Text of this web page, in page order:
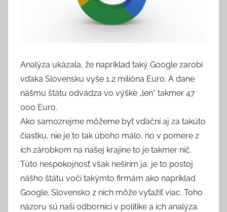
Analýza ukázala, že napríklad taký Google zarobí
vďaka Slovensku vyše 1,2 milióna Euro. A dane
nášmu štátu odvádza vo výške „len“ takmer 47
000 Euro.
Ako samozrejme môžeme byť vďační aj za takúto
čiastku, nie je to tak úboho málo, no v pomere z
ich zárobkom na našej krajine to je takmer nič.
Túto nespokojnosť však nešírim ja, je to postoj
nášho štátu voči takýmto firmám ako napríklad
Google. Slovensko z nich môže vyťažiť viac. Toho
názoru sú naši odborníci v politike a ich analýza.